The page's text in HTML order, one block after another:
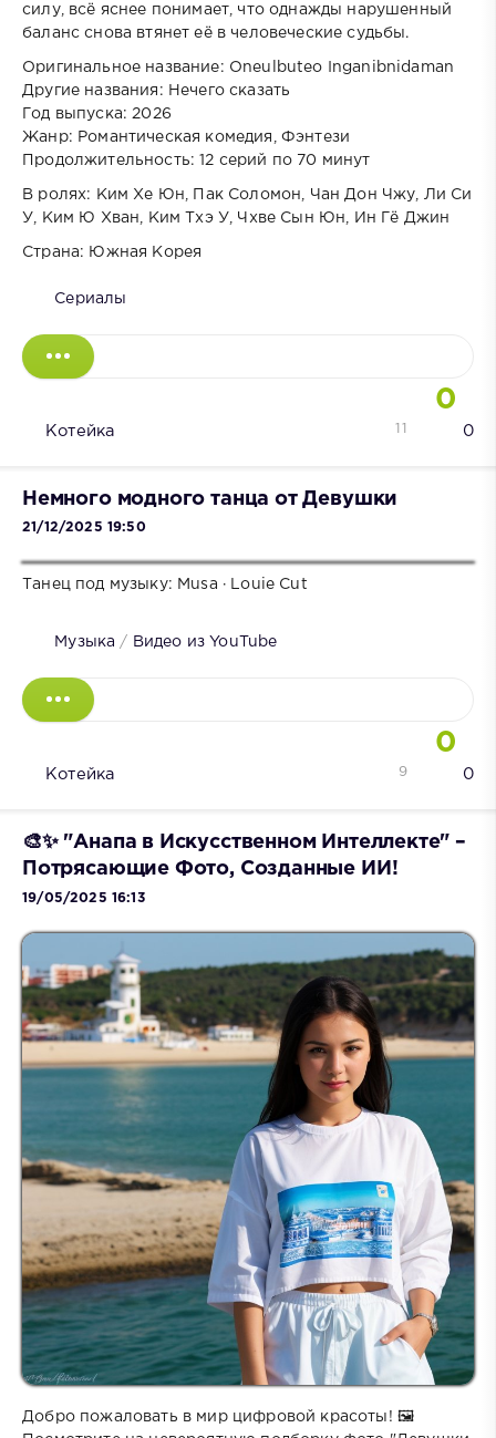
силу, всё яснее понимает, что однажды нарушенный
баланс снова втянет её в человеческие судьбы.
Оригинальное название: Oneulbuteo Inganibnidaman
Другие названия: Нечего сказать
Год выпуска: 2026
Жанр: Романтическая комедия, Фэнтези
Продолжительность: 12 серий по 70 минут
В ролях: Ким Хе Юн, Пак Соломон, Чан Дон Чжу, Ли Си
У, Ким Ю Хван, Ким Тхэ У, Чхве Сын Юн, Ин Гё Джин
Страна: Южная Корея
Сериалы
0
Котейка 0
11
Немного модного танца от Девушки
21/12/2025 19:50
Танец под музыку: Musa · Louie Cut
Музыка / Видео из YouTube
0
Котейка 0
9
🎨✨ "Анапа в Искусственном Интеллекте" –
Потрясающие Фото, Созданные ИИ!
19/05/2025 16:13
Добро пожаловать в мир цифровой красоты! 🖼️